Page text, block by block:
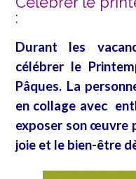
:
Durant les
célébrer le
Pâques. La
en collage avec
exposer son œuvre
joie et le bien-être